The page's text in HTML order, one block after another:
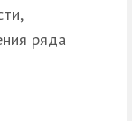
ряда